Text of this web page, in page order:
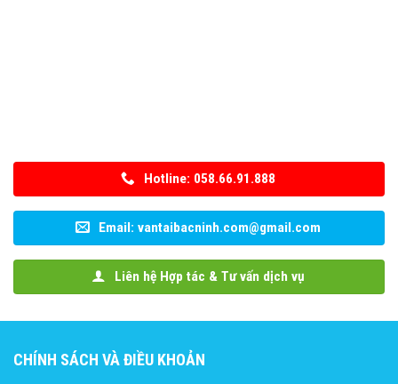
Hotline: 058.66.91.888
Email: vantaibacninh.com@gmail.com
Liên hệ Hợp tác & Tư vấn dịch vụ
CHÍNH SÁCH VÀ ĐIỀU KHOẢN